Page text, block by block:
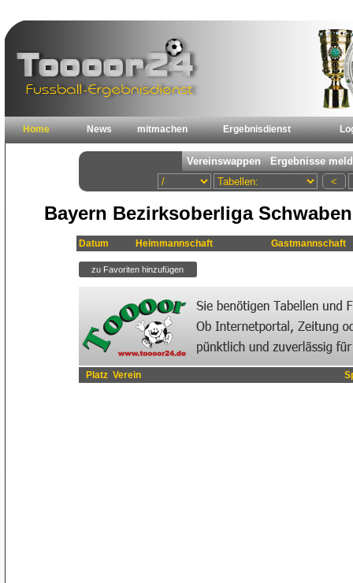
Home News mitmachen Ergebnisdienst
Bayern Bezirksoberliga
Datum Heimmannschaft Gastmannschaft
Platz Verein